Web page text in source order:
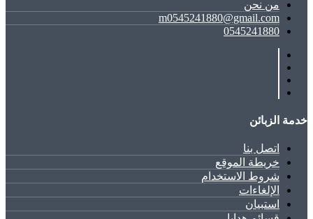
ﻣﻦ ﻧﺤﻦ
m0545241880@gmail.com
0545241880
خدمة الزبائن
اتصل بنا
خريطة الموقع
شروط الاستخدام
الإلغاءات
استبيان